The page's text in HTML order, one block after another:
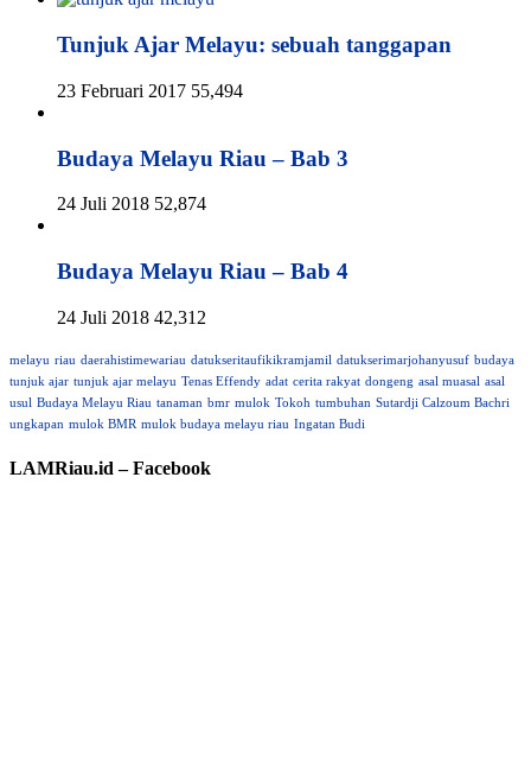
Tunjuk Ajar Melayu: sebuah tanggapan
23 Februari 2017 55,494
Budaya Melayu Riau – Bab 3
24 Juli 2018 52,874
Budaya Melayu Riau – Bab 4
24 Juli 2018 42,312
melayu riau daerahistimewariau datukseritaufikikramjamil datukserimarjohanyusuf budaya
tunjuk ajar tunjuk ajar melayu Tenas Effendy adat cerita rakyat dongeng asal muasal asal
usul Budaya Melayu Riau tanaman bmr mulok Tokoh tumbuhan Sutardji Calzoum Bachri
ungkapan mulok BMR mulok budaya melayu riau Ingatan Budi
LAMRiau.id – Facebook